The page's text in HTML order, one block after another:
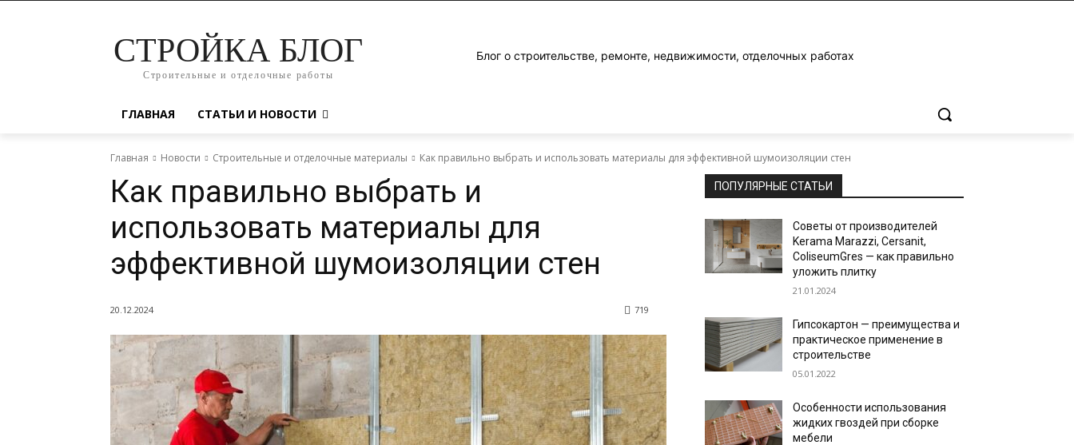
СТРОЙКА БЛОГ
Строительные и отделочные работы
Блог о строительстве, ремонте, недвижимости, отделочных работах
ГЛАВНАЯ СТАТЬИ И НОВОСТИ
Главная Новости Строительные и отделочные материалы Как правильно выбрать и использовать материалы для эффективной шумоизоляции стен
Как правильно выбрать и
использовать материалы для
эффективной шумоизоляции стен
20.12.2024 719
ПОПУЛЯРНЫЕ СТАТЬИ
Советы от производителей
Kerama Marazzi, Cersanit,
ColiseumGres — как правильно
уложить плитку
21.01.2024
Гипсокартон — преимущества и
практическое применение в
строительстве
05.01.2022
Особенности использования
жидких гвоздей при сборке
мебели